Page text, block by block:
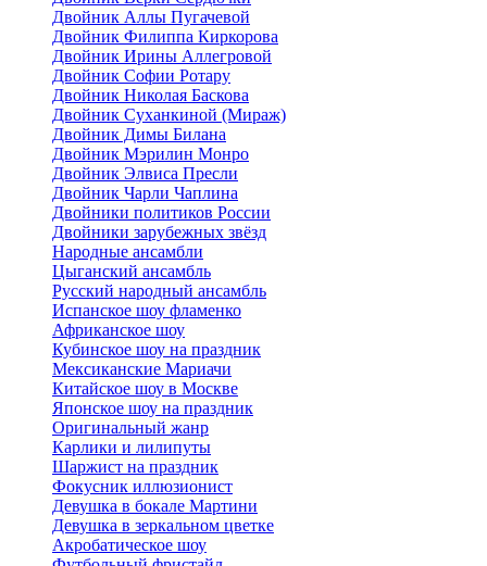
Двойник Аллы Пугачевой
Двойник Филиппа Киркорова
Двойник Ирины Аллегровой
Двойник Софии Ротару
Двойник Николая Баскова
Двойник Суханкиной (Мираж)
Двойник Димы Билана
Двойник Мэрилин Монро
Двойник Элвиса Пресли
Двойник Чарли Чаплина
Двойники политиков России
Двойники зарубежных звёзд
Народные ансамбли
Цыганский ансамбль
Русский народный ансамбль
Испанское шоу фламенко
Африканское шоу
Кубинское шоу на праздник
Мексиканские Мариачи
Китайское шоу в Москве
Японское шоу на праздник
Оригинальный жанр
Карлики и лилипуты
Шаржист на праздник
Фокусник иллюзионист
Девушка в бокале Мартини
Девушка в зеркальном цветке
Акробатическое шоу